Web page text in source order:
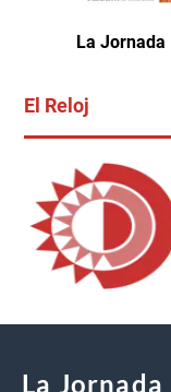
La
El Reloj
La